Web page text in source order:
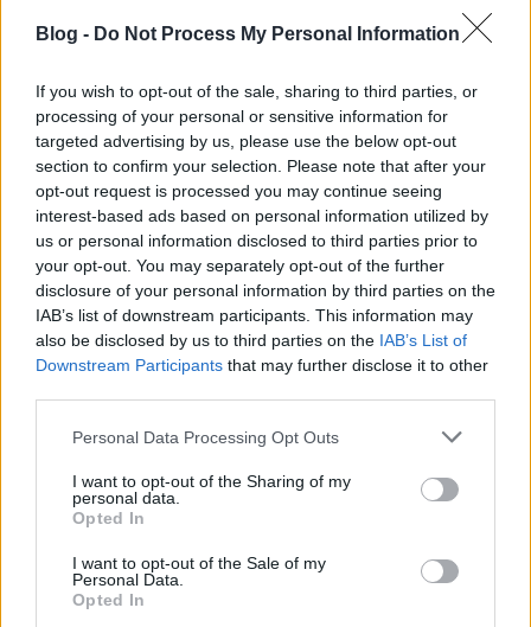
Blog - Do Not Process My Personal Information
If you wish to opt-out of the sale, sharing to third parties, or
processing of your personal or sensitive information for
targeted advertising by us, please use the below opt-out
section to confirm your selection. Please note that after your
opt-out request is processed you may continue seeing
interest-based ads based on personal information utilized by
us or personal information disclosed to third parties prior to
your opt-out. You may separately opt-out of the further
disclosure of your personal information by third parties on the
IAB’s list of downstream participants. This information may
also be disclosed by us to third parties on the IAB’s List of
Downstream Participants that may further disclose it to other
Please note that this website/app uses one or more Google
not limited to your visit or usage behaviour. You may click to
grant or deny consent to Google and its third-party tags to
use your data for below specified purposes in below Google
consent section.
Personal Data Processing Opt Outs
I want to opt-out of the Sharing of my
personal data.
Opted In
I want to opt-out of the Sale of my
Personal Data.
Opted In
18 éve
Az IWIW tényleg lassú és megbízhatatlan.
Na de arra pont elég, hogy a kiplasztikázott
hülyepicsák nyomassák a C-kategóriás szoftpornó
fotóikat a bulijaikról, meg mindenféle spammelő
cég rajta keresztül ismeretlenül küldözgessen
ajánlatokat. :)
Magyarországon ez a social networking... :)
Bukott Rockzenész
ismerőseim nevében mindenféle idétlen alkalmazás
zaklat ilyen-olyan idétlen játékokkal. Elhiszem, hogy
vannak benne hasznos funkciók is, de a "junk appz"
tömkelege számomra eléggé lecsökkenti a
felhasználói élményt. Ha pedig arra gondook, hogy a
Facebook hamarosan Billy bácsi portfólióját